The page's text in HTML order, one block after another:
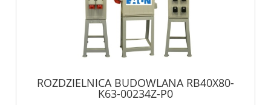
ROZDZIELNICA BUDOWLANA RB40X80-
K63-00234Z-P0